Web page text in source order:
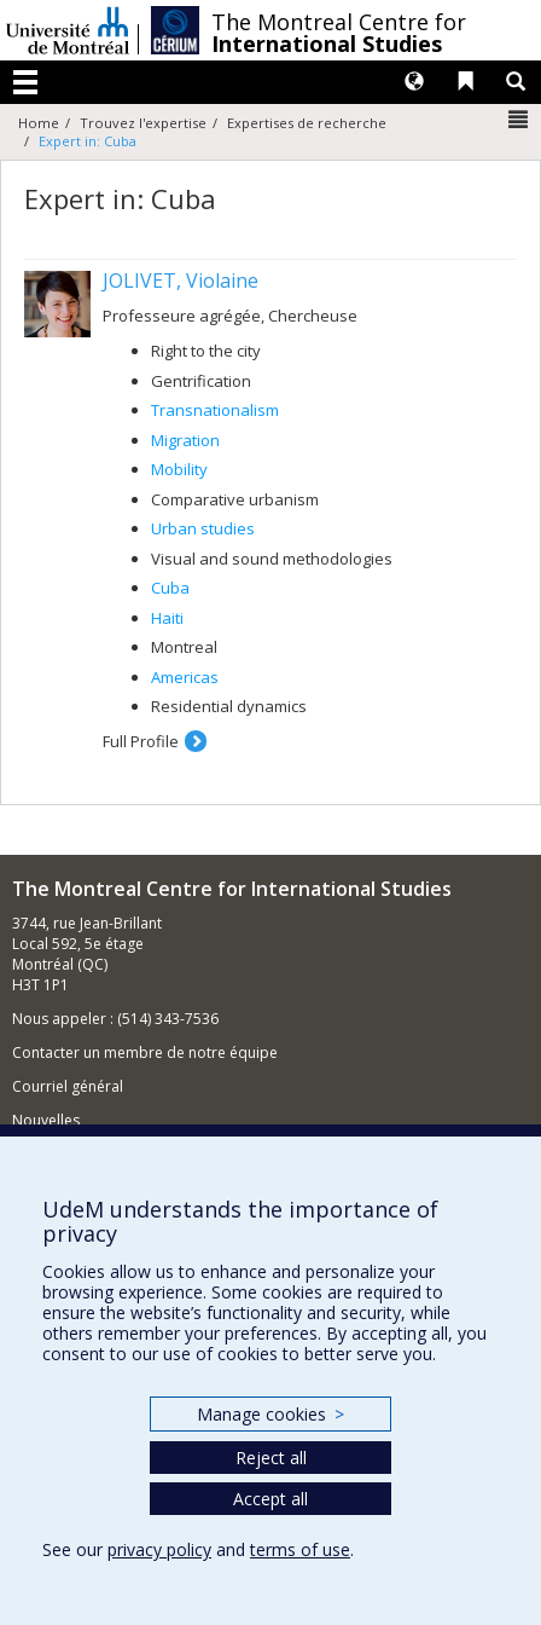
au
contenu
The Montreal Centre for
International Studies
Menu
Liens
Langues
Home Trouvez l'expertise
Expertises de recherche
Expert in: Cuba
Expert in: Cuba
JOLIVET, Violaine
Professeure agrégée, Chercheuse
Right to the city
Gentrification
Transnationalism
Migration
Mobility
Comparative urbanism
Urban studies
Visual and sound methodologies
Cuba
Haiti
Montreal
Americas
Residential dynamics
Full Profile
The Montreal Centre for International Studies
3744, rue Jean-Brillant
Local 592, 5e étage
Montréal (QC)
H3T 1P1
Nous appeler : (514) 343-7536
Contacter un membre de notre équipe
Courriel général
Nouvelles
Comment soutenir le CÉRIUM?
BESOIN D'AIDE?
Plan du site
Signaler une erreur
Accessibilité
Nos départements et écoles
UdeM understands the importance of
privacy
Cookies allow us to enhance and personalize your
browsing experience. Some cookies are required to
ensure the website’s functionality and security, while
others remember your preferences. By accepting all, you
consent to our use of cookies to better serve you.
Manage cookies >
Reject all
Accept all
See our privacy policy andterms of use.